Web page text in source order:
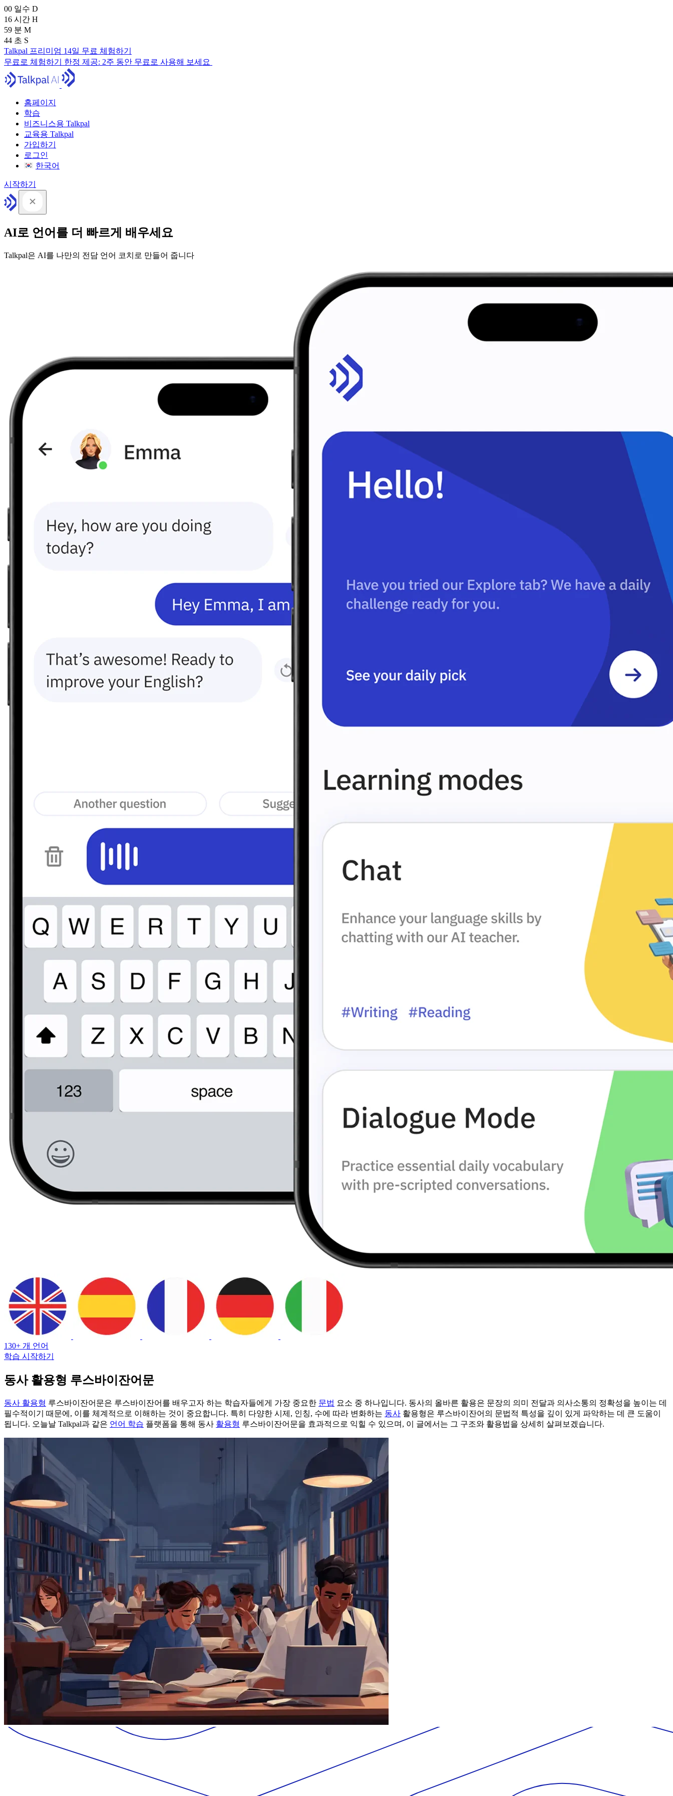
00 일수 D
16 시간 H
59 분 M
43 초 S
Talkpal 프리미엄 14일 무료 체험하기
무료로 체험하기 한정 제공: 2주 동안 무료로 사용해 보세요
홈페이지
학습
비즈니스용 Talkpal
교육용 Talkpal
가입하기
로그인
한국어
시작하기
AI로 언어를 더 빠르게 배우세요
Talkpal은 AI를 나만의 전담 언어 코치로 만들어 줍니다
130+ 개 언어
학습 시작하기
동사 활용형 루스바이잔어문
동사 활용형 루스바이잔어문은 루스바이잔어를 배우고자 하는 학습자들에게 가장 중요한 문법 요소 중 하나입니다. 동사의 올바른 활용은 문장의 의미 전달과 의사소통의 정확성을 높이는 데
필수적이기 때문에, 이를 체계적으로 이해하는 것이 중요합니다. 특히 다양한 시제, 인칭, 수에 따라 변화하는 동사 활용형은 루스바이잔어의 문법적 특성을 깊이 있게 파악하는 데 큰 도움이
됩니다. 오늘날 Talkpal과 같은 언어 학습 플랫폼을 통해 동사 활용형 루스바이잔어문을 효과적으로 익힐 수 있으며, 이 글에서는 그 구조와 활용법을 상세히 살펴보겠습니다.